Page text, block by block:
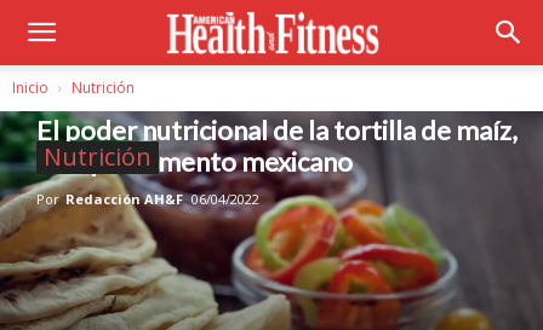
Inicio Nutrición
Nutrición
El poder nutricional de la tortilla de maíz,
el superalimento mexicano
Por Redacción AH&F 06/04/2022